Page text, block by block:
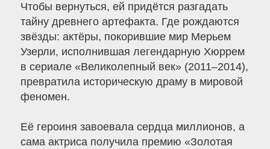
Чтобы вернуться, ей придётся разгадать
тайну древнего артефакта. Где рождаются
звёзды: актёры, покорившие мир Мерьем
Узерли, исполнившая легендарную Хюррем
в сериале «Великолепный век» (2011–2014),
превратила историческую драму в мировой
феномен.
Её героиня завоевала сердца миллионов, а
сама актриса получила премию «Золотая